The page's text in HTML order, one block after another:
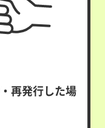
再発行した場